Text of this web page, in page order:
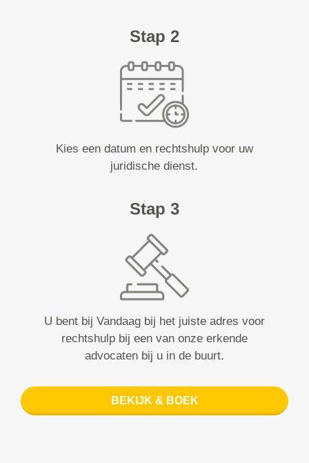
Stap 2
Kies een datum en rechtshulp voor uw
juridische dienst.
Stap 3
U bent bij Vandaag bij het juiste adres voor
rechtshulp bij een van onze erkende
advocaten bij u in de buurt.
BEKIJK & BOEK